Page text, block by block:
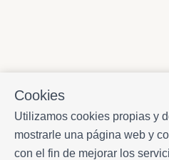
Cookies
Utilizamos cookies propias y
mostrarle una página web y
con el fin de mejorar los